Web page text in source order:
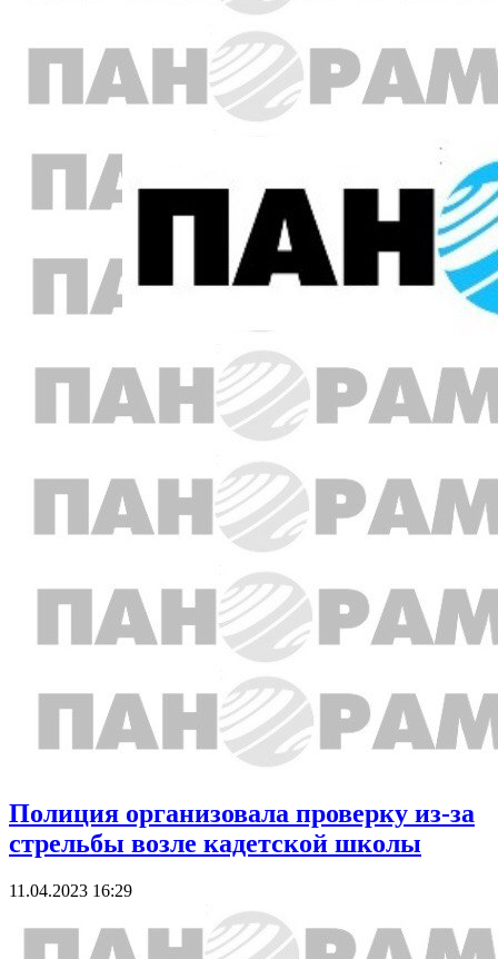
Полиция организовала проверку из-за
стрельбы возле кадетской школы
11.04.2023 16:29